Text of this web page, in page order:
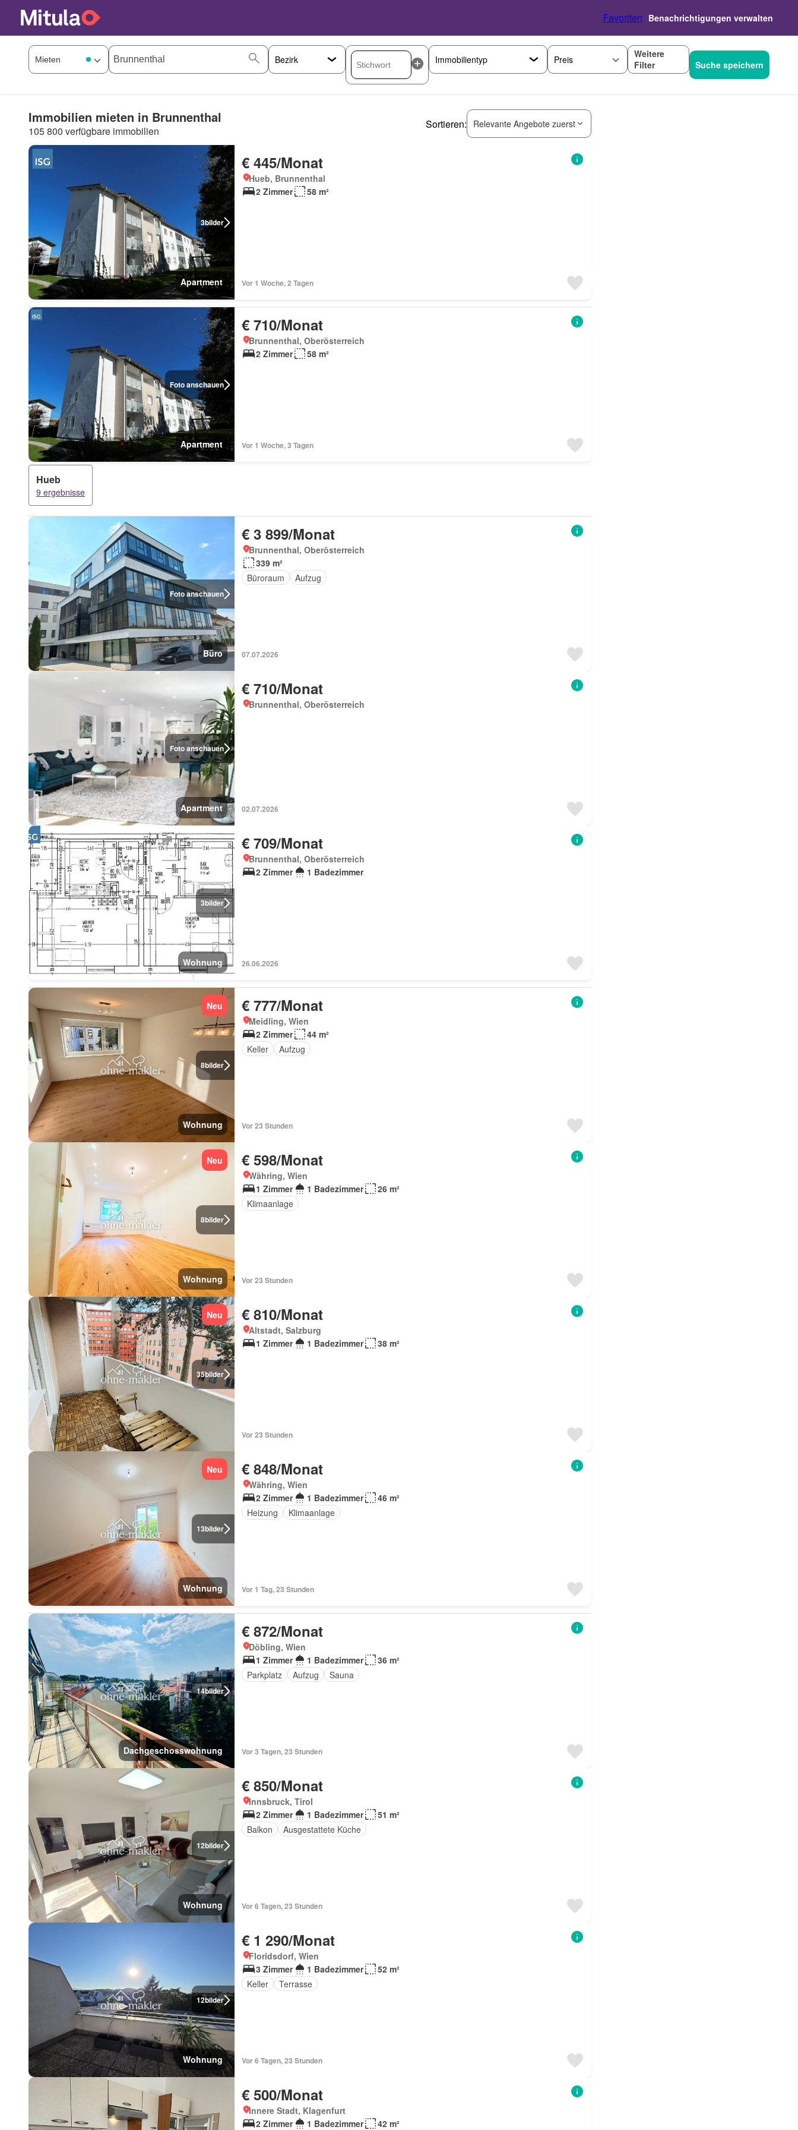
Favoriten Benachrichtigungen verwalten
Preis
Weitere
Filter
Suche speichern
Immobilien mieten in Brunnenthal
105 800 verfügbare immobilien
Sortieren: Relevante Angebote zuerst
3bilder
Apartment
€ 445/Monat
Hueb, Brunnenthal
2 Zimmer
58 m²
Vor 1 Woche, 2 Tagen
Foto anschauen
Apartment
€ 710/Monat
Brunnenthal, Oberösterreich
2 Zimmer
58 m²
Vor 1 Woche, 3 Tagen
Hueb
9 ergebnisse
Foto anschauen
Büro
€ 3 899/Monat
Brunnenthal, Oberösterreich
339 m²
Büroraum
Aufzug
07.07.2026
Foto anschauen
Apartment
€ 710/Monat
Brunnenthal, Oberösterreich
02.07.2026
3bilder
Wohnung
€ 709/Monat
Brunnenthal, Oberösterreich
2 Zimmer
1 Badezimmer
26.06.2026
8bilder
Neu
Wohnung
€ 777/Monat
Meidling, Wien
2 Zimmer
44 m²
Keller
Aufzug
Vor 23 Stunden
8bilder
Neu
Wohnung
€ 598/Monat
Währing, Wien
1 Zimmer
1 Badezimmer
26 m²
Klimaanlage
Vor 23 Stunden
35bilder
Neu € 810/Monat
Altstadt, Salzburg
1 Zimmer
1 Badezimmer 38 m²
Vor 23 Stunden
13bilder
Neu
Wohnung
€ 848/Monat
Währing, Wien
2 Zimmer
1 Badezimmer
46 m²
Heizung
Klimaanlage
Vor 1 Tag, 23 Stunden
14bilder
Dachgeschosswohnung
€ 872/Monat
Döbling, Wien
1 Zimmer
1 Badezimmer
36 m²
Parkplatz
Aufzug Sauna
Vor 3 Tagen, 23 Stunden
12bilder
Wohnung
€ 850/Monat
Innsbruck, Tirol
2 Zimmer
1 Badezimmer
51 m²
Balkon
Ausgestattete Küche
Vor 6 Tagen, 23 Stunden
12bilder
Wohnung
€ 1 290/Monat
Floridsdorf, Wien
3 Zimmer
1 Badezimmer
52 m²
Keller
Terrasse
Vor 6 Tagen, 23 Stunden
€ 500/Monat
Innere Stadt, Klagenfurt
2 Zimmer
1 Badezimmer 42 m²